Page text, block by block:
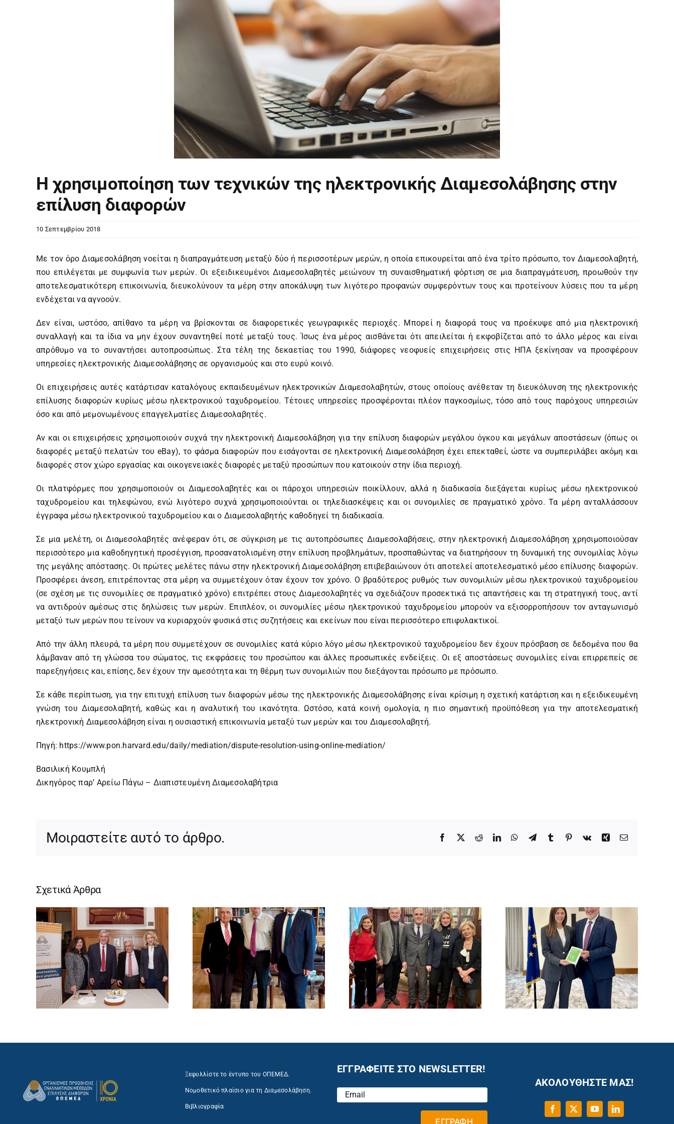
Η χρησιμοποίηση των τεχνικών της ηλεκτρονικής Διαμεσολάβησης στην
επίλυση διαφορών
10 Σεπτεμβρίου 2018
Με τον όρο Διαμεσολάβηση νοείται η διαπραγμάτευση μεταξύ δύο ή περισσοτέρων μερών, η οποία επικουρείται από ένα τρίτο πρόσωπο, τον Διαμεσολαβητή,
που επιλέγεται με συμφωνία των μερών. Οι εξειδικευμένοι Διαμεσολαβητές μειώνουν τη συναισθηματική φόρτιση σε μια διαπραγμάτευση, προωθούν την
αποτελεσματικότερη επικοινωνία, διευκολύνουν τα μέρη στην αποκάλυψη των λιγότερο προφανών συμφερόντων τους και προτείνουν λύσεις που τα μέρη
ενδέχεται να αγνοούν.
Δεν είναι, ωστόσο, απίθανο τα μέρη να βρίσκονται σε διαφορετικές γεωγραφικές περιοχές. Μπορεί η διαφορά τους να προέκυψε από μια ηλεκτρονική
συναλλαγή και τα ίδια να μην έχουν συναντηθεί ποτέ μεταξύ τους. Ίσως ένα μέρος αισθάνεται ότι απειλείται ή εκφοβίζεται από το άλλο μέρος και είναι
απρόθυμο να το συναντήσει αυτοπροσώπως. Στα τέλη της δεκαετίας του 1990, διάφορες νεοφυείς επιχειρήσεις στις ΗΠΑ ξεκίνησαν να προσφέρουν
υπηρεσίες ηλεκτρονικής Διαμεσολάβησης σε οργανισμούς και στο ευρύ κοινό.
Οι επιχειρήσεις αυτές κατάρτισαν καταλόγους εκπαιδευμένων ηλεκτρονικών Διαμεσολαβητών, στους οποίους ανέθεταν τη διευκόλυνση της ηλεκτρονικής
επίλυσης διαφορών κυρίως μέσω ηλεκτρονικού ταχυδρομείου. Τέτοιες υπηρεσίες προσφέρονται πλέον παγκοσμίως, τόσο από τους παρόχους υπηρεσιών
όσο και από μεμονωμένους επαγγελματίες Διαμεσολαβητές.
Αν και οι επιχειρήσεις χρησιμοποιούν συχνά την ηλεκτρονική Διαμεσολάβηση για την επίλυση διαφορών μεγάλου όγκου και μεγάλων αποστάσεων (όπως οι
διαφορές μεταξύ πελατών του eBay), το φάσμα διαφορών που εισάγονται σε ηλεκτρονική Διαμεσολάβηση έχει επεκταθεί, ώστε να συμπεριλάβει ακόμη και
διαφορές στον χώρο εργασίας και οικογενειακές διαφορές μεταξύ προσώπων που κατοικούν στην ίδια περιοχή.
Οι πλατφόρμες που χρησιμοποιούν οι Διαμεσολαβητές και οι πάροχοι υπηρεσιών ποικίλλουν, αλλά η διαδικασία διεξάγεται κυρίως μέσω ηλεκτρονικού
ταχυδρομείου και τηλεφώνου, ενώ λιγότερο συχνά χρησιμοποιούνται οι τηλεδιασκέψεις και οι συνομιλίες σε πραγματικό χρόνο. Τα μέρη ανταλλάσσουν
έγγραφα μέσω ηλεκτρονικού ταχυδρομείου και ο Διαμεσολαβητής καθοδηγεί τη διαδικασία.
Σε μια μελέτη, οι Διαμεσολαβητές ανέφεραν ότι, σε σύγκριση με τις αυτοπρόσωπες Διαμεσολαβήσεις, στην ηλεκτρονική Διαμεσολάβηση χρησιμοποιούσαν
περισσότερο μια καθοδηγητική προσέγγιση, προσανατολισμένη στην επίλυση προβλημάτων, προσπαθώντας να διατηρήσουν τη δυναμική της συνομιλίας λόγω
της μεγάλης απόστασης. Οι πρώτες μελέτες πάνω στην ηλεκτρονική Διαμεσολάβηση επιβεβαιώνουν ότι αποτελεί αποτελεσματικό μέσο επίλυσης διαφορών.
Προσφέρει άνεση, επιτρέποντας στα μέρη να συμμετέχουν όταν έχουν τον χρόνο. Ο βραδύτερος ρυθμός των συνομιλιών μέσω ηλεκτρονικού ταχυδρομείου
(σε σχέση με τις συνομιλίες σε πραγματικό χρόνο) επιτρέπει στους Διαμεσολαβητές να σχεδιάζουν προσεκτικά τις απαντήσεις και τη στρατηγική τους, αντί
να αντιδρούν αμέσως στις δηλώσεις των μερών. Επιπλέον, οι συνομιλίες μέσω ηλεκτρονικού ταχυδρομείου μπορούν να εξισορροπήσουν τον ανταγωνισμό
μεταξύ των μερών που τείνουν να κυριαρχούν φυσικά στις συζητήσεις και εκείνων που είναι περισσότερο επιφυλακτικοί.
Από την άλλη πλευρά, τα μέρη που συμμετέχουν σε συνομιλίες κατά κύριο λόγο μέσω ηλεκτρονικού ταχυδρομείου δεν έχουν πρόσβαση σε δεδομένα που θα
λάμβαναν από τη γλώσσα του σώματος, τις εκφράσεις του προσώπου και άλλες προσωπικές ενδείξεις. Οι εξ αποστάσεως συνομιλίες είναι επιρρεπείς σε
παρεξηγήσεις και, επίσης, δεν έχουν την αμεσότητα και τη θέρμη των συνομιλιών που διεξάγονται πρόσωπο με πρόσωπο.
Σε κάθε περίπτωση, για την επιτυχή επίλυση των διαφορών μέσω της ηλεκτρονικής Διαμεσολάβησης είναι κρίσιμη η σχετική κατάρτιση και η εξειδικευμένη
γνώση του Διαμεσολαβητή, καθώς και η αναλυτική του ικανότητα. Ωστόσο, κατά κοινή ομολογία, η πιο σημαντική προϋπόθεση για την αποτελεσματική
ηλεκτρονική Διαμεσολάβηση είναι η ουσιαστική επικοινωνία μεταξύ των μερών και του Διαμεσολαβητή.
Πηγή: https://www.pon.harvard.edu/daily/mediation/dispute-resolution-using-online-mediation/
Βασιλική Κουμπλή
Δικηγόρος παρ’ Αρείω Πάγω – Διαπιστευμένη Διαμεσολαβήτρια
Μοιραστείτε αυτό το άρθρο. Facebook
X RedditLinkedInWhatsApp
TelegramTumblr Pinterest
Vk Xing Email
Σχετικά Άρθρα
Ξεφυλλίστε το έντυπο του ΟΠΕΜΕΔ.
Νομοθετικό πλαίσιο για τη Διαμεσολάβηση.
Βιβλιογραφία
ΕΓΓΡΑΦΕΙΤΕ ΣΤΟ NEWSLETTER!
ΑΚΟΛΟΥΘΗΣΤΕ ΜΑΣ!